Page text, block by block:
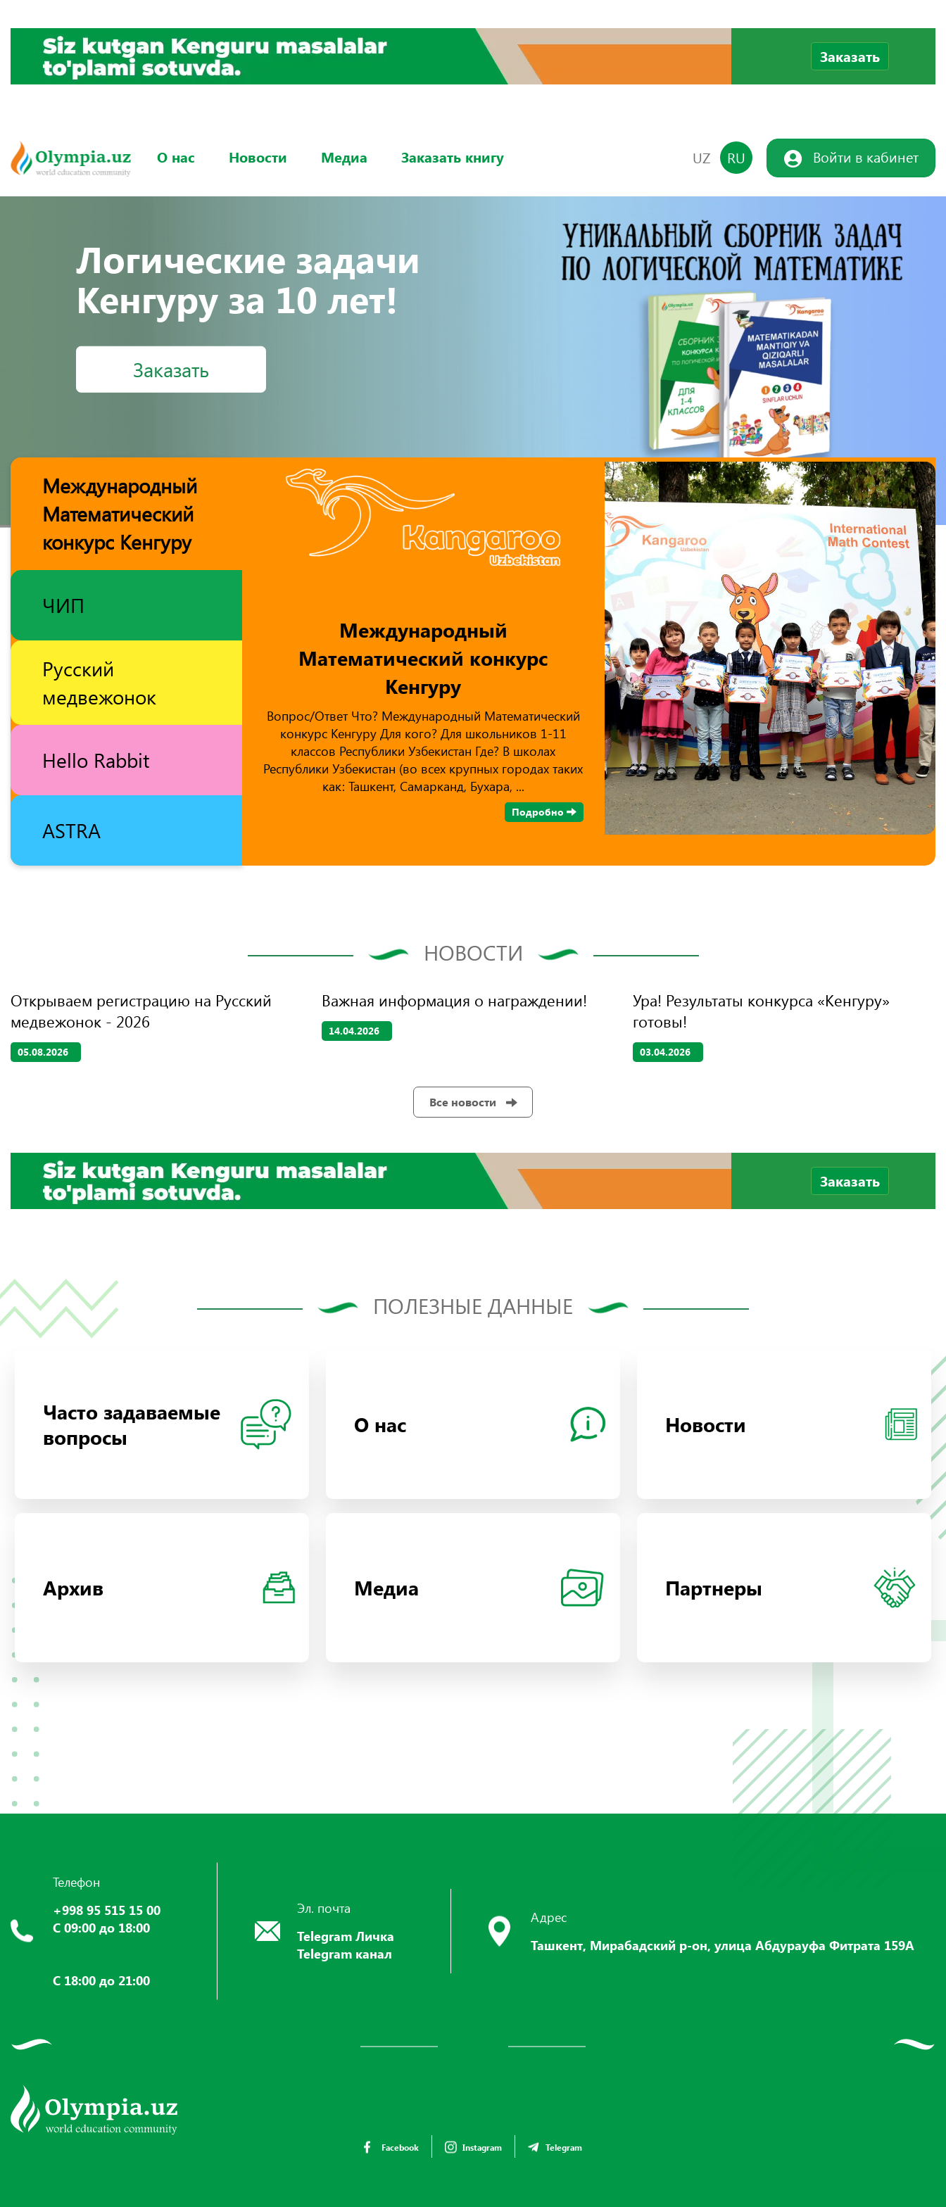
Заказать
О нас Новости Медиа Заказать книгу UZ RU Войти в кабинет
Логические задачи
Кенгуру за 10 лет!
Заказать
Международный
Математический
конкурс Кенгуру
ЧИП
Русский
медвежонок
Hello Rabbit
ASTRA
Международный
Математический конкурс
Кенгуру
Вопрос/Ответ Что? Международный Математический
конкурс Кенгуру Для кого? Для школьников 1-11
классов Республики Узбекистан Где? В школах
Республики Узбекистан (во всех крупных городах таких
как: Ташкент, Самарканд, Бухара, ...
Подробно
НОВОСТИ
Открываем регистрацию на Русский
медвежонок - 2026
05.08.2026
Важная информация о награждении!
14.04.2026
Ура! Результаты конкурса «Кенгуру»
готовы!
03.04.2026
Все новости
Заказать
ПОЛЕЗНЫЕ ДАННЫЕ
Часто задаваемые
вопросы
О нас Новости
Архив Медиа Партнеры
Телефон
+998 95 515 15 00
С 09:00 до 18:00
С 18:00 до 21:00
Эл. почта
Telegram Личка
Telegram канал
Адрес
Ташкент, Мирабадский р-он, улица Абдурауфа Фитрата 159А
Facebook Instagram Telegram